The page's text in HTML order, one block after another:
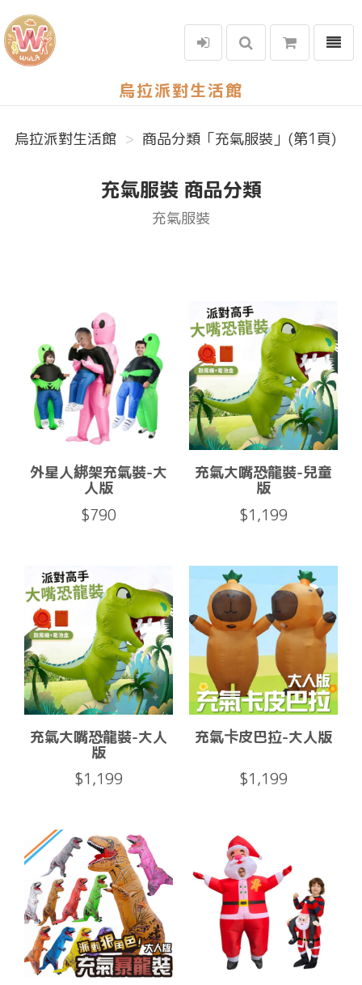
烏拉派對生活館
選單
烏拉派對生活館 商品分類「充氣服裝」(第1頁)
充氣服裝 商品分類
充氣服裝
外星人綁架充氣裝-大
人版
$790
充氣大嘴恐龍裝-兒童
版
$1,199
充氣大嘴恐龍裝-大人
版
$1,199
充氣卡皮巴拉-大人版
$1,199